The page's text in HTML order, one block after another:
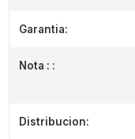
Garantia:
Nota : :
Distribucion: